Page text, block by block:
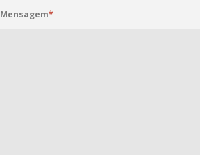
Mensagem*